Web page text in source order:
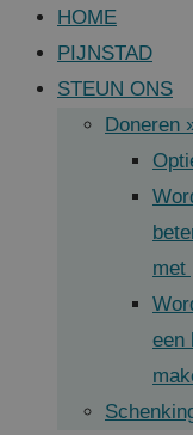
HOME
PIJNSTAD
STEUN ONS
Doneren
met
een